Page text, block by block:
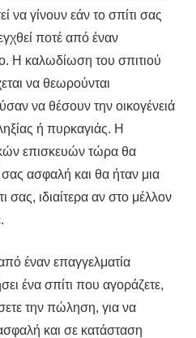
να γίνουν εάν το σπίτι σας
ποτέ από έναν
Η καλωδίωση του σπιτιού
να θεωρούνται
να θέσουν την οικογένειά
ή πυρκαγιάς. Η
επισκευών τώρα θα
σας ασφαλή και θα ήταν μια
σας, ιδιαίτερα αν στο μέλλον
έναν επαγγελματία
ένα σπίτι που αγοράζετε,
την πώληση, για να
ασφαλή και σε κατάσταση